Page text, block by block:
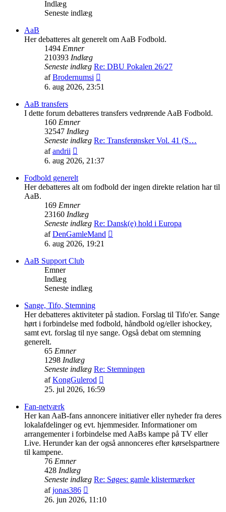
Indlæg
Seneste indlæg
AaB
Her debatteres alt generelt om AaB Fodbold.
1494 Emner
210393 Indlæg
Seneste indlæg Re: DBU Pokalen 26/27
afBrodernumsi
det
6. aug 2026, 23:51
AaB transfers
I dette forum debatteres transfers vedrørende AaB Fodbold.
160 Emner
32547 Indlæg
Seneste indlæg Re: Transferønsker Vol. 41 (S…
afandrii
det
indlæg
6. aug 2026, 21:37
Fodbold generelt
Her debatteres alt om fodbold der ingen direkte relation har til
AaB.
169 Emner
23160 Indlæg
Seneste indlæg Re: Dansk(e) hold i Europa
afDenGamleMand
6. aug 2026, 19:21
AaB Support Club
Emner
Indlæg
Seneste indlæg
Sange, Tifo, Stemning
Her debatteres aktiviteter på stadion. Forslag til Tifo'er. Sange
hørt i forbindelse med fodbold, håndbold og/eller ishockey,
samt evt. forslag til nye sange. Også debat om stemning
generelt.
65 Emner
1298 Indlæg
Seneste indlæg Re: Stemningen
afKongGulerod
det
25. jul 2026, 16:59
Fan-netværk
Her kan AaB-fans annoncere initiativer eller nyheder fra deres
lokalafdelinger og evt. hjemmesider. Informationer om
arrangementer i forbindelse med AaBs kampe på TV eller
Live. Herunder kan der også annonceres efter kørselspartnere
til kampene.
76 Emner
428 Indlæg
Seneste indlæg Re: Søges: gamle klistermærker
afjonas386
det
26. jun 2026, 11:10